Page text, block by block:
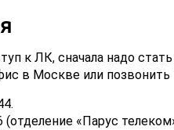
к ЛК, сначала надо
в Москве или
«Парус